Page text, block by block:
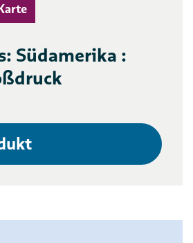
Südamerika :